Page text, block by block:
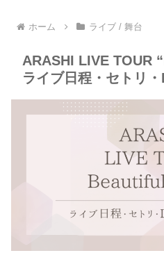
ホーム ライブ / 舞台
ARASHI LIVE TOUR
ライブ日程・セトリ